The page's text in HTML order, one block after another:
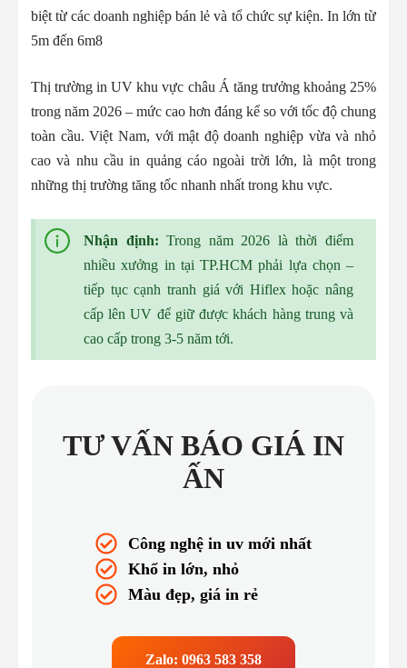
biệt từ các doanh nghiệp bán lẻ và tổ chức sự kiện. In lớn từ
5m đến 6m8
Thị trường in UV khu vực châu Á tăng trưởng khoảng 25%
trong năm 2026 – mức cao hơn đáng kể so với tốc độ chung
toàn cầu. Việt Nam, với mật độ doanh nghiệp vừa và nhỏ
cao và nhu cầu in quảng cáo ngoài trời lớn, là một trong
những thị trường tăng tốc nhanh nhất trong khu vực.
Nhận định: Trong năm 2026 là thời điểm
nhiều xưởng in tại TP.HCM phải lựa chọn –
tiếp tục cạnh tranh giá với Hiflex hoặc nâng
cấp lên UV để giữ được khách hàng trung và
cao cấp trong 3-5 năm tới.
TƯ VẤN BÁO GIÁ IN
ẤN
Công nghệ in uv mới nhất
Khổ in lớn, nhỏ
Màu đẹp, giá in rẻ
Zalo: 0963 583 358